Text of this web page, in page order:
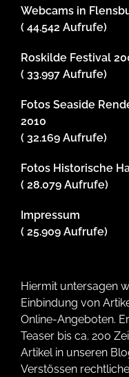
Webcams in
( 44.542 Aufrufe)
Roskilde Festival
( 33.997 Aufrufe)
Fotos Seaside
2010
( 32.169 Aufrufe)
Fotos Historische
( 28.079 Aufrufe)
Impressum
( 25.909 Aufrufe)
Hiermit untersagen
Einbindung von
Online-Angeboten.
Teaser bis ca. 200
Artikel in unseren
Verstössen